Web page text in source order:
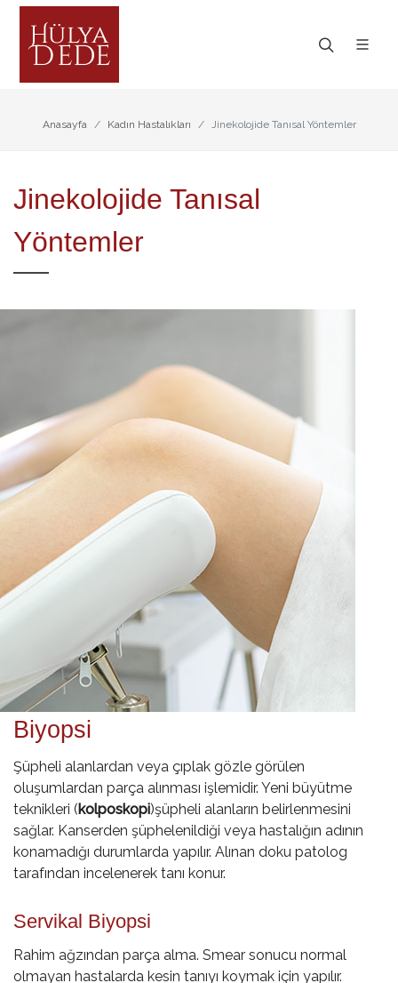
Anasayfa Kadın Hastalıkları Jinekolojide Tanısal Yöntemler
Jinekolojide Tanısal
Yöntemler
Biyopsi
Şüpheli alanlardan veya çıplak gözle görülen
oluşumlardan parça alınması işlemidir. Yeni büyütme
teknikleri (kolposkopi)şüpheli alanların belirlenmesini
sağlar. Kanserden şüphelenildiği veya hastalığın adının
konamadığı durumlarda yapılır. Alınan doku patolog
tarafından incelenerek tanı konur.
Servikal Biyopsi
Rahim ağzından parça alma. Smear sonucu normal
olmayan hastalarda kesin tanıyı koymak için yapılır.